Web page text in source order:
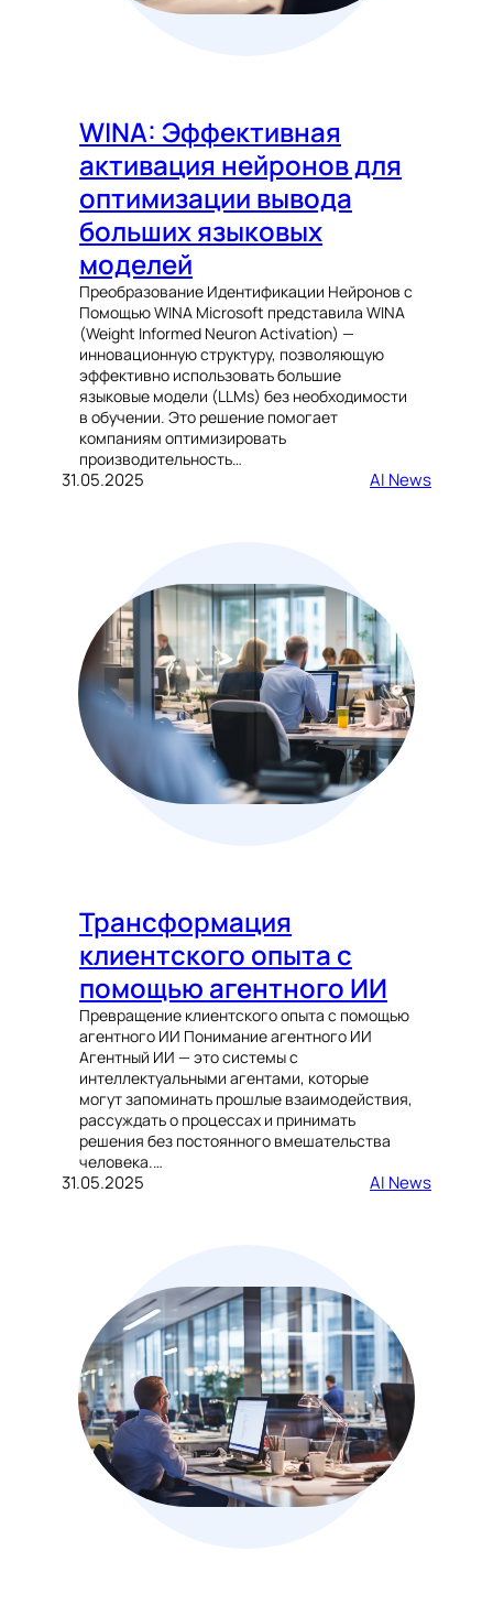
WINA: Эффективная
активация нейронов для
оптимизации вывода
больших языковых
моделей
Преобразование Идентификации Нейронов с
Помощью WINA Microsoft представила WINA
(Weight Informed Neuron Activation) —
инновационную структуру, позволяющую
эффективно использовать большие
языковые модели (LLMs) без необходимости
в обучении. Это решение помогает
компаниям оптимизировать
производительность…
31.05.2025 AI News
Трансформация
клиентского опыта с
помощью агентного ИИ
Превращение клиентского опыта с помощью
агентного ИИ Понимание агентного ИИ
Агентный ИИ — это системы с
интеллектуальными агентами, которые
могут запоминать прошлые взаимодействия,
рассуждать о процессах и принимать
решения без постоянного вмешательства
человека.…
31.05.2025 AI News